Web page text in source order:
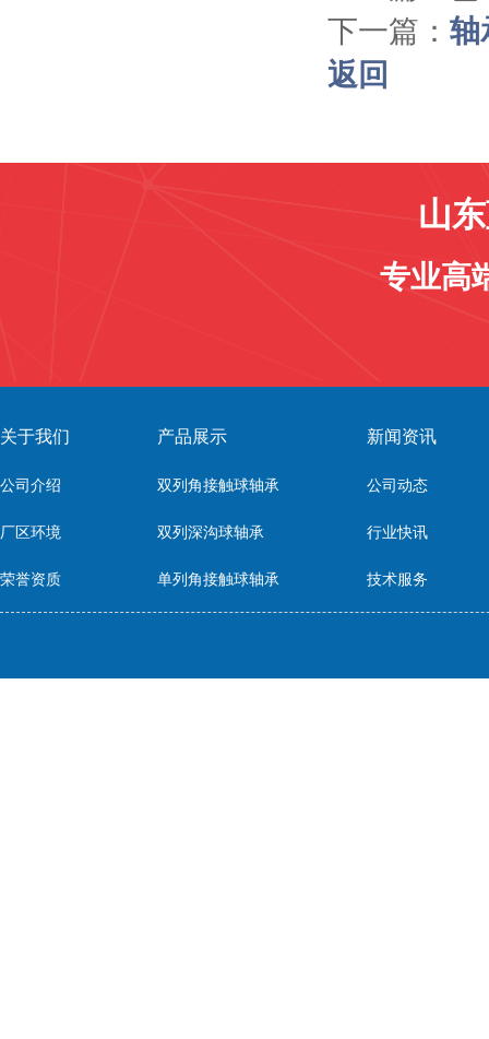
下一篇： 轴
返回
山
专业高
关于我们
公司介绍
厂区环境
荣誉资质
产品展示
双列角接触球轴承
双列深沟球轴承
单列角接触球轴承
新闻资讯
公司动态
行业快讯
技术服务